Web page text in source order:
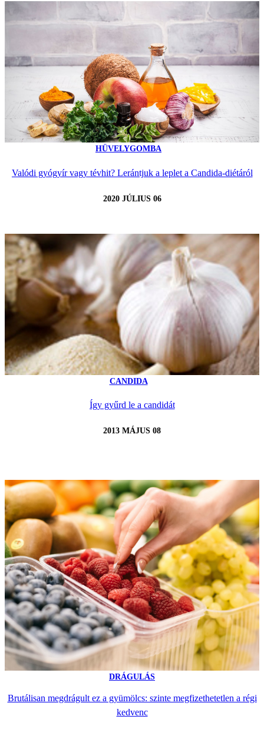
HÜVELYGOMBA
Valódi gyógyír vagy tévhit? Lerántjuk a leplet a Candida-diétáról
2020 JÚLIUS 06
CANDIDA
Így gyűrd le a candidát
2013 MÁJUS 08
DRÁGULÁS
Brutálisan megdrágult ez a gyümölcs: szinte megfizethetetlen a régi
kedvenc